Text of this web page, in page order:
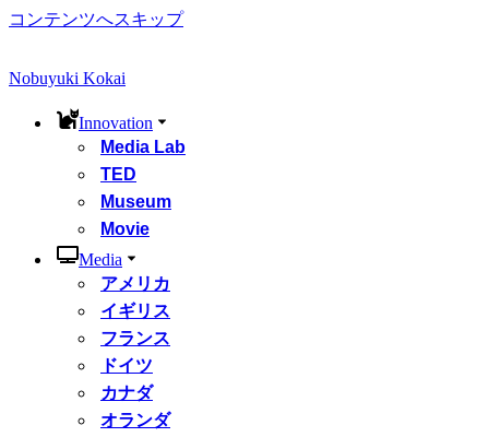
コンテンツへスキップ
Nobuyuki Kokai
Innovation
Media Lab
TED
Museum
Movie
Media
アメリカ
イギリス
フランス
ドイツ
カナダ
オランダ